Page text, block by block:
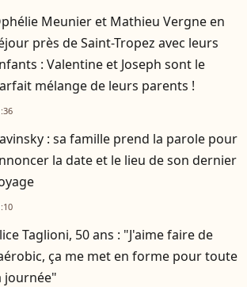
Meunier et Mathieu Vergne en
près de Saint-Tropez avec leurs
: Valentine et Joseph sont le
mélange de leurs parents !
: sa famille prend la parole pour
la date et le lieu de son dernier
Taglioni, 50 ans : "J'aime faire de
ça me met en forme pour toute
journée"